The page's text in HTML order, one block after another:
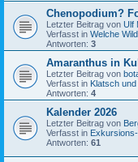
Chenopodium?
Letzter Beitrag von Ulf
Verfasst in Welche
Antworten: 3
Amaranthus in
Letzter Beitrag von
Verfasst in Klatsch
Antworten: 4
Kalender 2026
Letzter Beitrag von
Verfasst in
Antworten: 61